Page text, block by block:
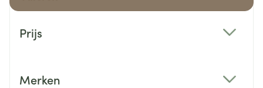
Prijs
Merken